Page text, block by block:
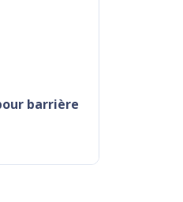
barrière